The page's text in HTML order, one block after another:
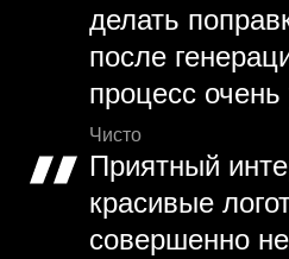
делать
после
процесс
Чисто
Приятный
красивые
совершенно